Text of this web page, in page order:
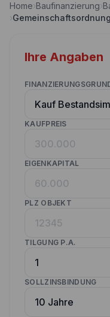
Nebenkostenrechner
Annuitätenrechner
Wettbewerbe
Kunden werben
Kontakt
Home›Baufinanzierung›
›Gemeinschaftsordnung
Ihre Angaben
KAUFPREIS
EIGENKAPITAL
PLZ OBJEKT
TILGUNG P.A.
SOLLZINSBINDUNG